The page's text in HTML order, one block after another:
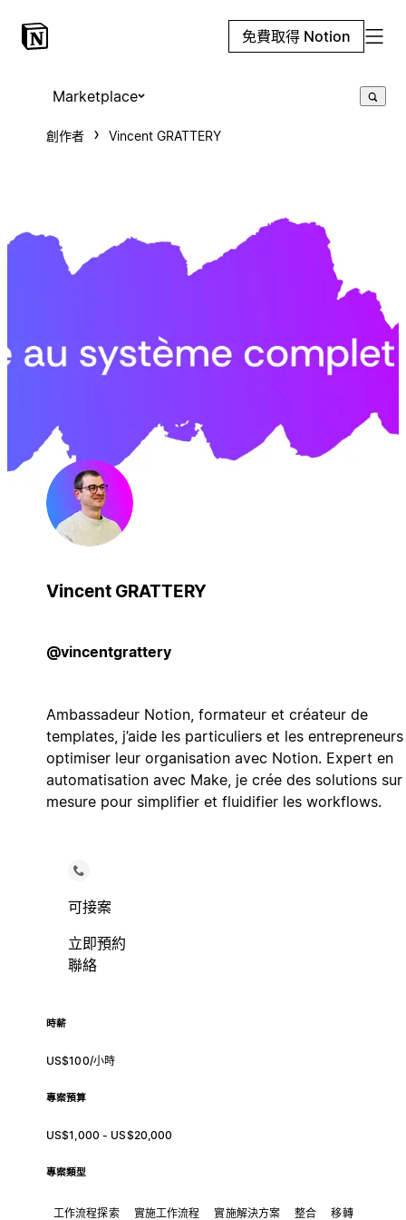
免費取得 Notion
Marketplace
創作者 Vincent GRATTERY
Vincent GRATTERY
@vincentgrattery
Ambassadeur Notion, formateur et créateur de
templates, j’aide les particuliers et les
optimiser leur organisation avec Notion. Expert en
automatisation avec Make, je crée des solutions sur
mesure pour simplifier et fluidifier les workflows.
可接案
立即預約
聯絡
時薪
US$100/小時
專案預算
US$1,000 - US$20,000
專案類型
工作流程探索 實施工作流程 實施解決方案 整合 移轉